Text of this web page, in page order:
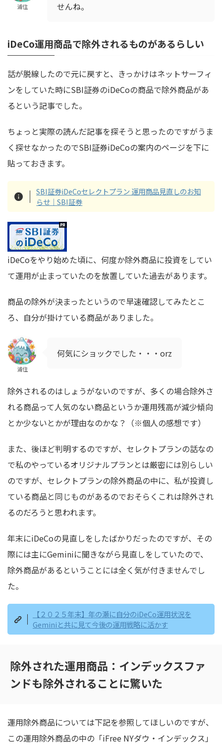
浦住
せんね。
iDeCo運用商品で除外されるものがあるらしい
話が脱線したので元に戻すと、きっかけはネットサーフィ
ンをしていた時にSBI証券のiDeCoの商品で除外商品があ
るという記事でした。
ちょっと実際の読んだ記事を探そうと思ったのですがうま
く探せなかったのでSBI証券iDeCoの案内のページを下に
貼っておきます。
SBI証券iDeCoセレクトプラン 運用商品見直しのお知
らせ｜SBI証券
iDeCoをやり始めた頃に、何度か除外商品に投資をしてい
て運用が止まっていたのを放置していた過去があります。
商品の除外が決まったというので早速確認してみたとこ
ろ、自分が掛けている商品がありました。
浦住
何気にショックでした・・・orz
除外されるのはしょうがないのですが、多くの場合除外さ
れる商品って人気のない商品というか運用残高が減少傾向
とか少ないとかが理由なのかな？（※個人の感想です）
また、後ほど判明するのですが、セレクトプランの話なの
で私のやっているオリジナルプランとは厳密には別らしい
のですが、セレクトプランの除外商品の中に、私が投資し
ている商品と同じものがあるのでおそらくこれは除外され
るのだろうと思われます。
年末にiDeCoの見直しをしたばかりだったのですが、その
際には主にGeminiに聞きながら見直しをしていたので、
除外商品があるということには全く気が付きませんでし
た。
【２０２５年末】年の瀬に自分のiDeCo運用状況を
Geminiと共に見て今後の運用戦略に活かす
除外された運用商品：インデックスファ
ンドも除外されることに驚いた
運用除外商品については下記を参照してほしいのですが、
この運用除外商品の中の「iFree NYダウ・インデックス」